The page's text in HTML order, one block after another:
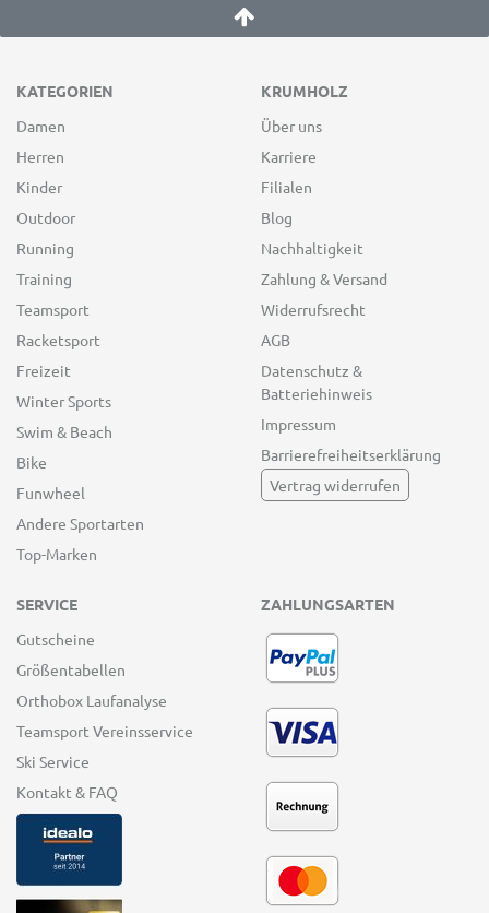
KATEGORIEN
Damen
Herren
Kinder
Outdoor
Running
Training
Teamsport
Racketsport
Freizeit
Winter Sports
Swim & Beach
Bike
Funwheel
Andere Sportarten
Top-Marken
KRUMHOLZ
Über uns
Karriere
Filialen
Blog
Nachhaltigkeit
Zahlung & Versand
Widerrufsrecht
AGB
Datenschutz &
Batteriehinweis
Impressum
Barrierefreiheitserklärung
Vertrag widerrufen
SERVICE
Gutscheine
Größentabellen
Orthobox Laufanalyse
Teamsport Vereinsservice
Ski Service
Kontakt & FAQ
ZAHLUNGSARTEN